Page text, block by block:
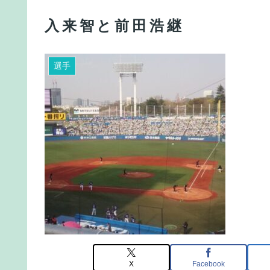
入来智と前田浩継
選手
X Facebook